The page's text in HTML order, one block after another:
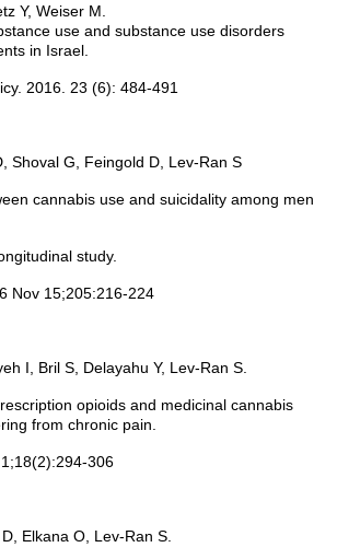
Y, Weiser M.
use and substance use disorders
in Israel.
2016. 23 (6): 484-491
Shoval G, Feingold D, Lev-Ran S
cannabis use and suicidality among men
study.
Nov 15;205:216-224
I, Bril S, Delayahu Y, Lev-Ran S.
opioids and medicinal cannabis
from chronic pain.
306
Elkana O, Lev-Ran S.